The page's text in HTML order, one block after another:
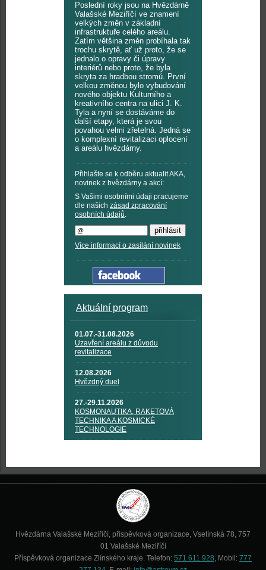
Poslední roky jsou na Hvězdárně
Valašské Meziříčí ve znamení
velkých změn v základní
infrastruktuře celého areálu.
Zatím většina změn probíhala tak
trochu skrytě, ať už proto, že se
jednalo o opravy či úpravy
interiérů nebo proto, že byla
skryta za hradbou stromů. První
velkou změnou bylo vybudování
nového objektu Kulturního a
kreativního centra na ulici J. K.
Tyla a nyní se dostáváme do
další etapy, která je svou
povahou velmi zřetelná. Jedná se
o komplexní revitalizaci oplocení
a areálu hvězdárny.
Přihlašte se k odběru aktualit AKA,
novinek z hvězdárny a akcí:
S Vašimi osobními údaji pracujeme
dle našich zásad zpracování
osobních údajů.
Více informací o zasílání novinek
Aktuální program
01.07.-31.08.2026
Uzavření areálu z důvodu
revitalizace
12.08.2026
Hvězdný duel
27.-29.11.2026
KOSMONAUTIKA, RAKETOVÁ
TECHNIKA A KOSMICKÉ
TECHNOLOGIE
Hvězdárna Valašské Meziříčí, příspěvková organizace, Vsetínská 78, 757
01 Valašské Meziříčí
Příspěvková organizace Zlínského kraje. Telefon: 571 611 928, Mobil: 777